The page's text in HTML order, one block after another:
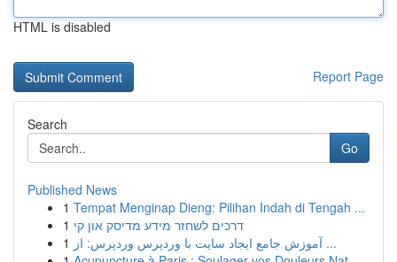
HTML is disabled
Report Page
Search
Go
Published News
1 Tempat Menginap Dieng: Pilihan Indah di Tengah ...
1 דרכים לשחזר מידע מדיסק און קי
1
آموزش جامع ایجاد سایت با وردپرس وردپرس: از ...